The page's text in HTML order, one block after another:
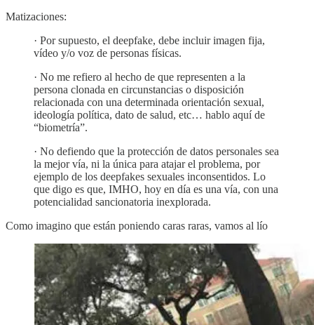
Matizaciones:
· Por supuesto, el deepfake, debe incluir imagen fija,
vídeo y/o voz de personas físicas.
· No me refiero al hecho de que representen a la
persona clonada en circunstancias o disposición
relacionada con una determinada orientación sexual,
ideología política, dato de salud, etc… hablo aquí de
“biometría”.
· No defiendo que la protección de datos personales sea
la mejor vía, ni la única para atajar el problema, por
ejemplo de los deepfakes sexuales inconsentidos. Lo
que digo es que, IMHO, hoy en día es una vía, con una
potencialidad sancionatoria inexplorada.
Como imagino que están poniendo caras raras, vamos al lío